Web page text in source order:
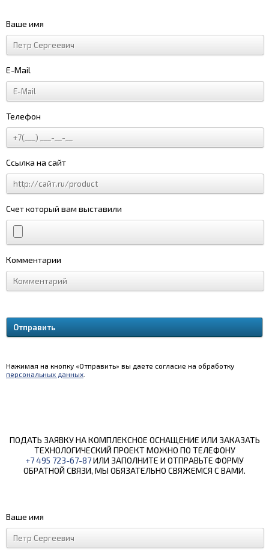
Ваше имя
E-Mail
Телефон
Ссылка на сайт
Счет который вам выставили
Комментарии
Нажимая на кнопку «Отправить» вы даете согласие на обработку
персональных данных
ПОДАТЬ ЗАЯВКУ НА КОМПЛЕКСНОЕ ОСНАЩЕНИЕ ИЛИ ЗАКАЗАТЬ
ТЕХНОЛОГИЧЕСКИЙ ПРОЕКТ МОЖНО ПО ТЕЛЕФОНУ
+7 495 723-67-87ИЛИ ЗАПОЛНИТЕ И ОТПРАВЬТЕ ФОРМУ
ОБРАТНОЙ СВЯЗИ, МЫ ОБЯЗАТЕЛЬНО СВЯЖЕМСЯ С ВАМИ.
Ваше имя